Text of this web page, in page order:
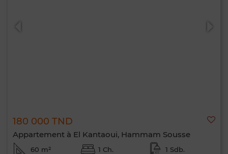
180 000 TND
Appartement à El Kantaoui, Hammam Sousse
60 m² 1 Ch. 1 Sdb.